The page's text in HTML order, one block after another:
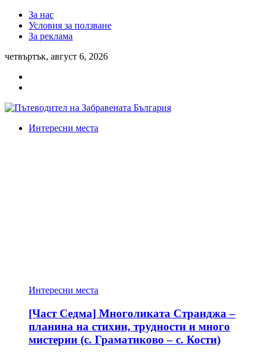
За нас
Условия за ползване
За реклама
четвъртък, август 6, 2026
Интересни места
Интересни места
[Част Седма] Многоликата Странджа –
планина на стихии, трудности и много
мистерии (с. Граматиково – с. Кости)